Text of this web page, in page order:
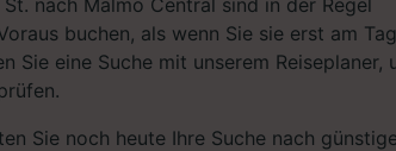
buchen, als wenn Sie sie erst am Tag
Sie eine Suche mit unserem Reiseplaner,
Sie noch heute Ihre Suche nach